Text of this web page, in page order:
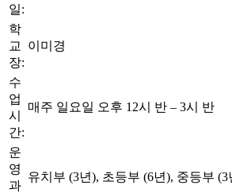
일:
학
교
장:
이미경
수
업
시
간:
매주 일요일 오후 12시 반 – 3시 반
운
영
과
유치부 (3년), 초등부 (6년), 중등부